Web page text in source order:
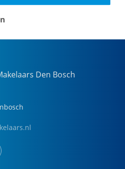
Den Bosch